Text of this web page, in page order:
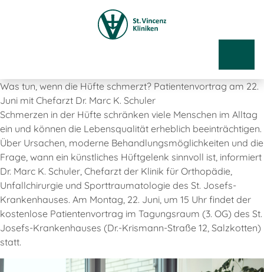
Was tun, wenn die Hüfte schmerzt? Patientenvortrag am 22.
Juni mit Chefarzt Dr. Marc K. Schuler
Schmerzen in der Hüfte schränken viele Menschen im Alltag
ein und können die Lebensqualität erheblich beeinträchtigen.
Über Ursachen, moderne Behandlungsmöglichkeiten und die
Frage, wann ein künstliches Hüftgelenk sinnvoll ist, informiert
Dr. Marc K. Schuler, Chefarzt der Klinik für Orthopädie,
Unfallchirurgie und Sporttraumatologie des St. Josefs-
Krankenhauses. Am Montag, 22. Juni, um 15 Uhr findet der
kostenlose Patientenvortrag im Tagungsraum (3. OG) des St.
Josefs-Krankenhauses (Dr.-Krismann-Straße 12, Salzkotten)
statt.